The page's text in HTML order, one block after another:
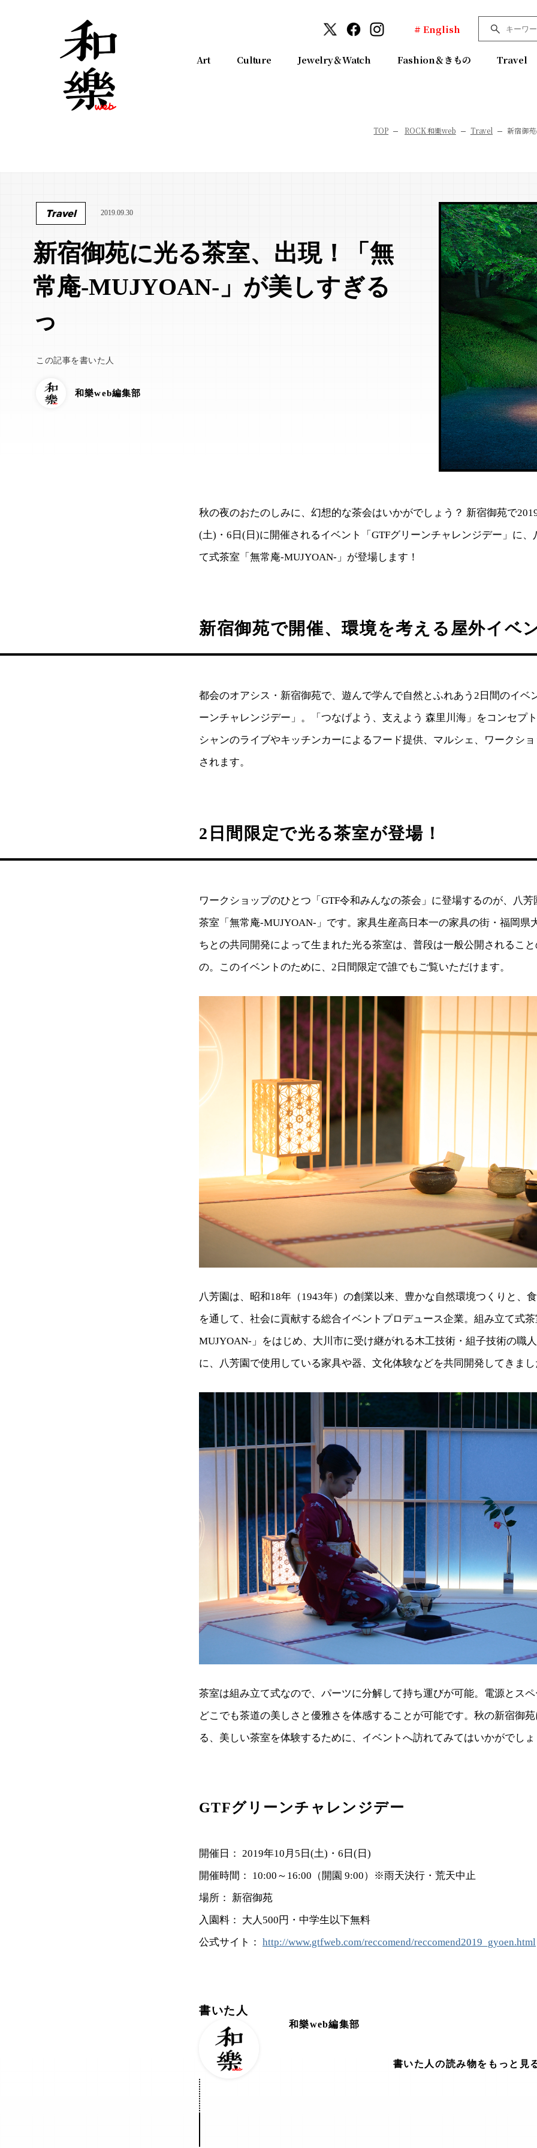
# English
Art Culture Jewelry＆Watch Fashion＆きもの Travel
TOP ROCK 和樂web Travel 新宿御
Travel 2019.09.30
新宿御苑に光る茶室、出現！「無
常庵-MUJYOAN-」が美しすぎる
っ
この記事を書いた人
和樂web編集部
秋の夜のおたのしみに、幻想的な茶会はいかがでしょう？ 新宿御苑で
(土)・6日(日)に開催されるイベント「GTFグリーンチャレンジデー」に、
て式茶室「無常庵-MUJYOAN-」が登場します！
新宿御苑で開催、環境を考える屋外イベ
都会のオアシス・新宿御苑で、遊んで学んで自然とふれあう2日間のイベ
ーンチャレンジデー」。「つなげよう、支えよう 森里川海」をコンセプ
シャンのライブやキッチンカーによるフード提供、マルシェ、ワークシ
されます。
2日間限定で光る茶室が登場！
ワークショップのひとつ「GTF令和みんなの茶会」に登場するのが、八
茶室「無常庵-MUJYOAN-」です。家具生産高日本一の家具の街・福岡県
ちとの共同開発によって生まれた光る茶室は、普段は一般公開されるこ
の。このイベントのために、2日間限定で誰でもご覧いただけます。
八芳園は、昭和18年（1943年）の創業以来、豊かな自然環境つくりと、
を通して、社会に貢献する総合イベントプロデュース企業。組み立て式
MUJYOAN-」をはじめ、大川市に受け継がれる木工技術・組子技術の職
に、八芳園で使用している家具や器、文化体験などを共同開発してきま
茶室は組み立て式なので、パーツに分解して持ち運びが可能。電源とス
どこでも茶道の美しさと優雅さを体感することが可能です。秋の新宿御
る、美しい茶室を体験するために、イベントへ訪れてみてはいかがでし
GTFグリーンチャレンジデー
開催日： 2019年10月5日(土)・6日(日)
開催時間： 10:00～16:00（開園 9:00）※雨天決行・荒天中止
場所： 新宿御苑
入園料： 大人500円・中学生以下無料
公式サイト： http://www.gtfweb.com/reccomend/reccomend2019_gyoen.html
書いた人
和樂web編集部
書いた人の読み物をもっと見